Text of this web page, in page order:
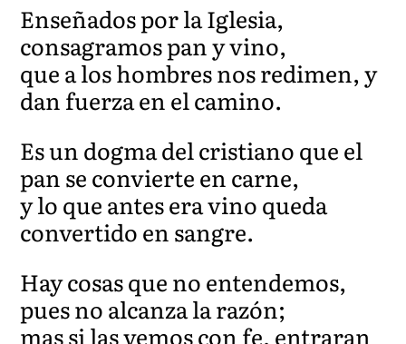
Enseñados por la Iglesia,
consagramos pan y vino,
que a los hombres nos redimen, y
dan fuerza en el camino.
Es un dogma del cristiano que el
pan se convierte en carne,
y lo que antes era vino queda
convertido en sangre.
Hay cosas que no entendemos,
pues no alcanza la razón;
mas si las vemos con fe, entraran